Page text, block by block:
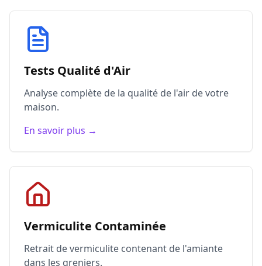
Tests Qualité d'Air
Analyse complète de la qualité de l'air de votre
maison.
En savoir plus →
Vermiculite Contaminée
Retrait de vermiculite contenant de l'amiante
dans les greniers.